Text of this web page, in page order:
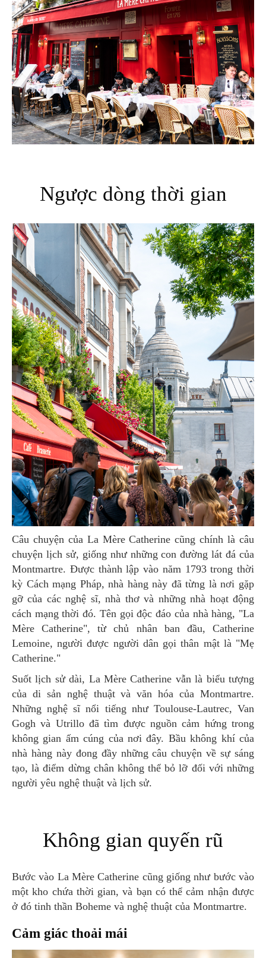
Ngược dòng thời gian
Câu chuyện của La Mère Catherine cũng chính là câu
chuyện lịch sử, giống như những con đường lát đá của
Montmartre. Được thành lập vào năm 1793 trong thời
kỳ Cách mạng Pháp, nhà hàng này đã từng là nơi gặp
gỡ của các nghệ sĩ, nhà thơ và những nhà hoạt động
cách mạng thời đó. Tên gọi độc đáo của nhà hàng, "La
Mère Catherine", từ chủ nhân ban đầu, Catherine
Lemoine, người được người dân gọi thân mật là "Mẹ
Catherine."
Suốt lịch sử dài, La Mère Catherine vẫn là biểu tượng
của di sản nghệ thuật và văn hóa của Montmartre.
Những nghệ sĩ nổi tiếng như Toulouse-Lautrec, Van
Gogh và Utrillo đã tìm được nguồn cảm hứng trong
không gian ấm cúng của nơi đây. Bầu không khí của
nhà hàng này đong đầy những câu chuyện về sự sáng
tạo, là điểm dừng chân không thể bỏ lỡ đối với những
người yêu nghệ thuật và lịch sử.
Không gian quyến rũ
Bước vào La Mère Catherine cũng giống như bước vào
một kho chứa thời gian, và bạn có thể cảm nhận được
ở đó tinh thần Boheme và nghệ thuật của Montmartre.
Cảm giác thoải mái